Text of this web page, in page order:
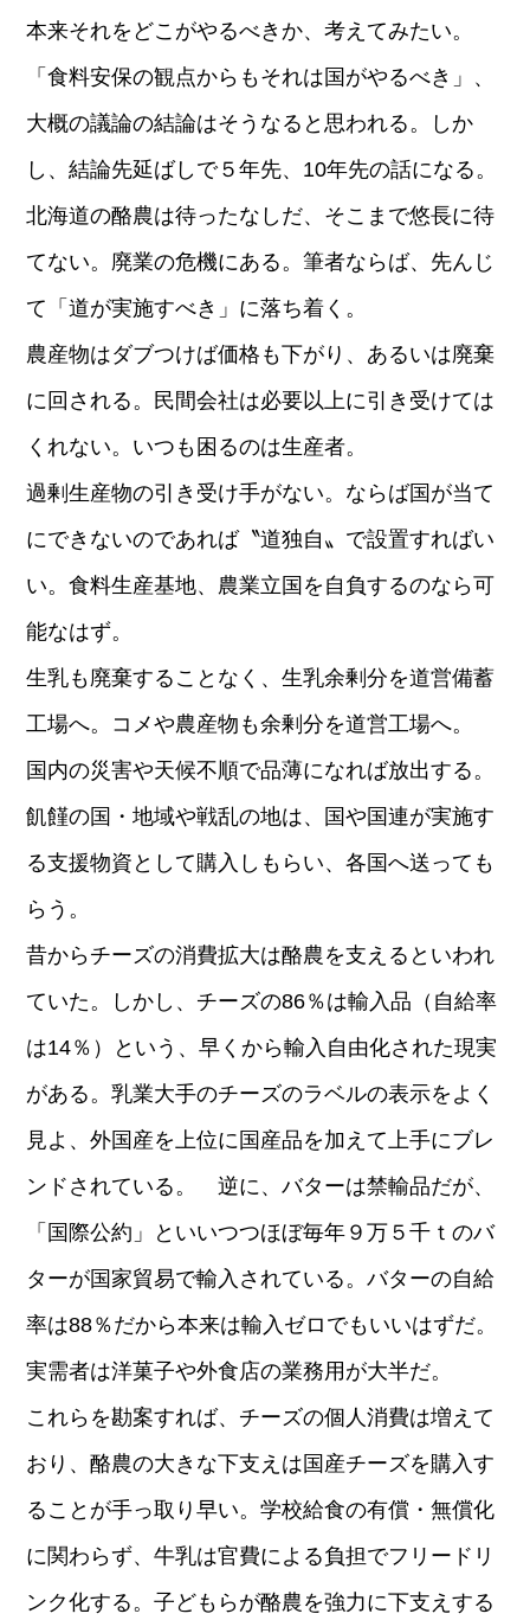
本来それをどこがやるべきか、考えてみたい。
「食料安保の観点からもそれは国がやるべき」、
大概の議論の結論はそうなると思われる。しか
し、結論先延ばしで５年先、10年先の話になる。
北海道の酪農は待ったなしだ、そこまで悠長に待
てない。廃業の危機にある。筆者ならば、先んじ
て「道が実施すべき」に落ち着く。
農産物はダブつけば価格も下がり、あるいは廃棄
に回される。民間会社は必要以上に引き受けては
くれない。いつも困るのは生産者。
過剰生産物の引き受け手がない。ならば国が当て
にできないのであれば〝道独自〟で設置すればい
い。食料生産基地、農業立国を自負するのなら可
能なはず。
生乳も廃棄することなく、生乳余剰分を道営備蓄
工場へ。コメや農産物も余剰分を道営工場へ。
国内の災害や天候不順で品薄になれば放出する。
飢饉の国・地域や戦乱の地は、国や国連が実施す
る支援物資として購入しもらい、各国へ送っても
らう。
昔からチーズの消費拡大は酪農を支えるといわれ
ていた。しかし、チーズの86％は輸入品（自給率
は14％）という、早くから輸入自由化された現実
がある。乳業大手のチーズのラベルの表示をよく
見よ、外国産を上位に国産品を加えて上手にブレ
ンドされている。 逆に、バターは禁輸品だが、
「国際公約」といいつつほぼ毎年９万５千ｔのバ
ターが国家貿易で輸入されている。バターの自給
率は88％だから本来は輸入ゼロでもいいはずだ。
実需者は洋菓子や外食店の業務用が大半だ。
これらを勘案すれば、チーズの個人消費は増えて
おり、酪農の大きな下支えは国産チーズを購入す
ることが手っ取り早い。学校給食の有償・無償化
に関わらず、牛乳は官費による負担でフリードリ
ンク化する。子どもらが酪農を強力に下支えする